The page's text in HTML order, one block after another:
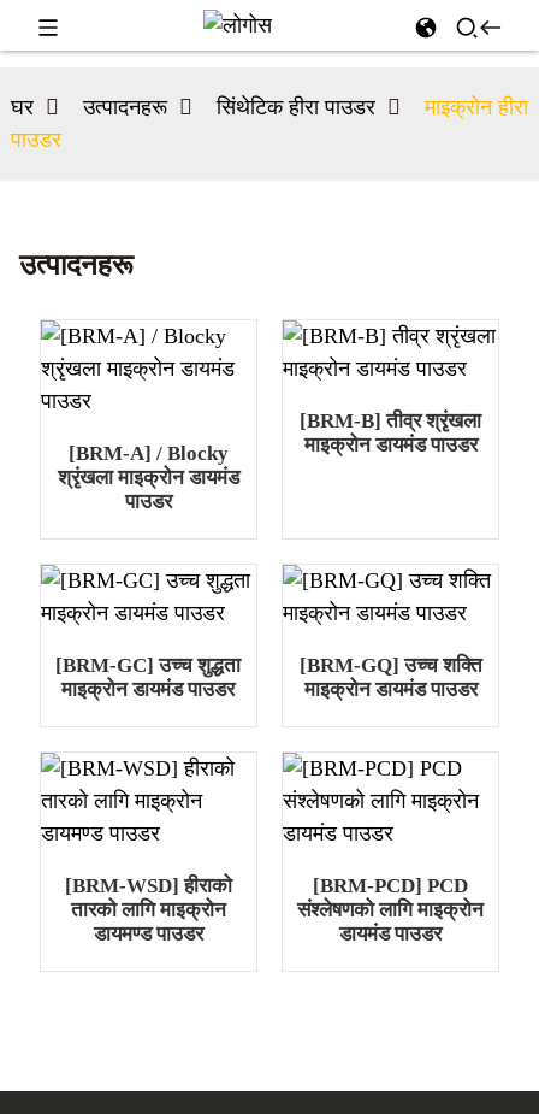
घर उत्पादनहरू सिंथेटिक हीरा पाउडर
माइक्रोन हीरा
पाउडर
उत्पादनहरू
[BRM-A] / Blocky
श्रृंखला माइक्रोन डायमंड
पाउडर
[BRM-B] तीव्र श्रृंखला
माइक्रोन डायमंड पाउडर
[BRM-GC] उच्च शुद्धता
माइक्रोन डायमंड पाउडर
[BRM-GQ] उच्च शक्ति
माइक्रोन डायमंड पाउडर
[BRM-WSD] हीराको
तारको लागि माइक्रोन
डायमण्ड पाउडर
[BRM-PCD] PCD
संश्लेषणको लागि माइक्रोन
डायमंड पाउडर